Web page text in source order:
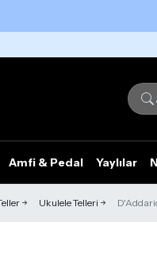
Amfi & Pedal Yaylılar
Ukulele Telleri